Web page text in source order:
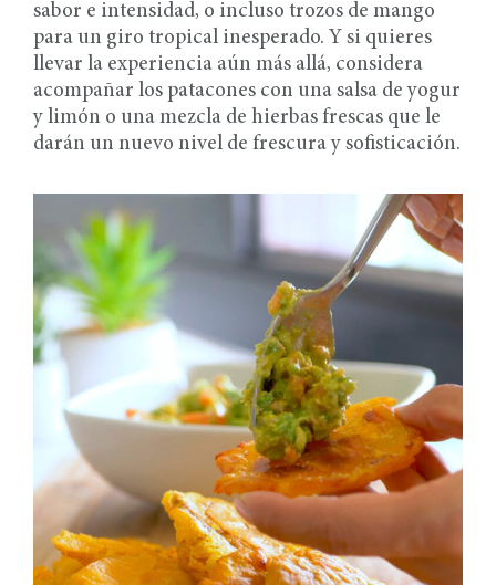
sabor e intensidad, o incluso trozos de mango
para un giro tropical inesperado. Y si quieres
llevar la experiencia aún más allá, considera
acompañar los patacones con una salsa de yogur
y limón o una mezcla de hierbas frescas que le
darán un nuevo nivel de frescura y sofisticación.